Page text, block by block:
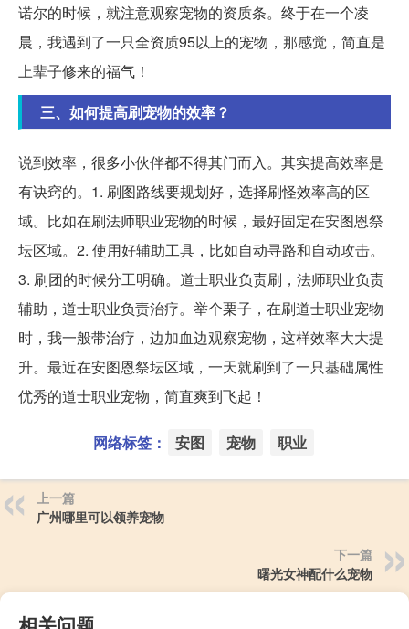
诺尔的时候，就注意观察宠物的资质条。终于在一个凌
晨，我遇到了一只全资质95以上的宠物，那感觉，简直是
上辈子修来的福气！
三、如何提高刷宠物的效率？
说到效率，很多小伙伴都不得其门而入。其实提高效率是
有诀窍的。1. 刷图路线要规划好，选择刷怪效率高的区
域。比如在刷法师职业宠物的时候，最好固定在安图恩祭
坛区域。2. 使用好辅助工具，比如自动寻路和自动攻击。
3. 刷团的时候分工明确。道士职业负责刷，法师职业负责
辅助，道士职业负责治疗。举个栗子，在刷道士职业宠物
时，我一般带治疗，边加血边观察宠物，这样效率大大提
升。最近在安图恩祭坛区域，一天就刷到了一只基础属性
优秀的道士职业宠物，简直爽到飞起！
网络标签： 安图 宠物 职业
上一篇
广州哪里可以领养宠物
下一篇
曙光女神配什么宠物